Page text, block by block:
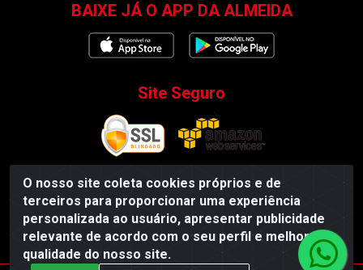
O nosso site coleta cookies próprios e de
terceiros para proporcionar uma experiência
personalizada ao usuário, apresentar publicidade
relevante de acordo com o seu perfil e melhorar a
qualidade do nosso site.
BAIXE JÁ O APP DA ALMEIDA
Site Seguro
Almeida Distribuidor - Rodovia BR 104, S/N, Centro -
Esperança/PB - CEP 58135-000 - CNPJ 35.419.548/0001-55